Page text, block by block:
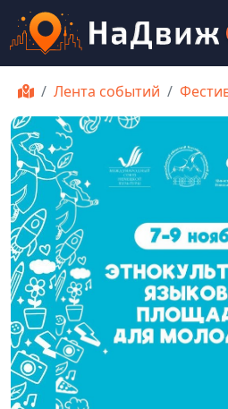
Лента событий